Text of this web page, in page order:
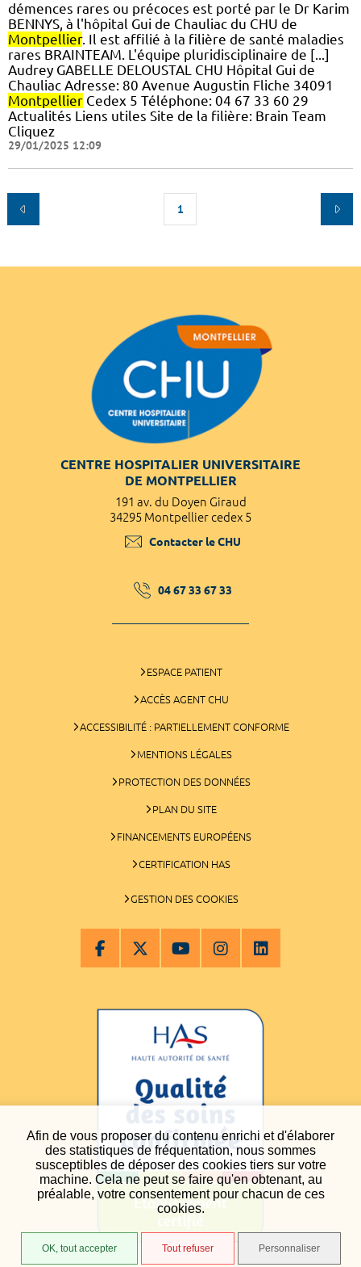
Afin de vous proposer du contenu enrichi et d'élaborer
des statistiques de fréquentation, nous sommes
susceptibles de déposer des cookies tiers sur votre
machine. Cela ne peut se faire qu'en obtenant, au
préalable, votre consentement pour chacun de ces
cookies.
OK, tout accepter Tout refuser Personnaliser
démences rares ou précoces est porté par le Dr Karim
BENNYS, à l'hôpital Gui de Chauliac du CHU de
Montpellier. Il est affilié à la filière de santé maladies
rares BRAINTEAM. L'équipe pluridisciplinaire de [...]
Audrey GABELLE DELOUSTAL CHU Hôpital Gui de
Chauliac Adresse: 80 Avenue Augustin Fliche 34091
Montpellier Cedex 5 Téléphone: 04 67 33 60 29
Actualités Liens utiles Site de la filière: Brain Team
Cliquez
29/01/2025 12:09
1
CENTRE HOSPITALIER UNIVERSITAIRE
DE MONTPELLIER
191 av. du Doyen Giraud
34295 Montpellier cedex 5
Contacter le CHU
04 67 33 67 33
ESPACE PATIENT
ACCÈS AGENT CHU
ACCESSIBILITÉ : PARTIELLEMENT CONFORME
MENTIONS LÉGALES
PROTECTION DES DONNÉES
PLAN DU SITE
FINANCEMENTS EUROPÉENS
CERTIFICATION HAS
GESTION DES COOKIES